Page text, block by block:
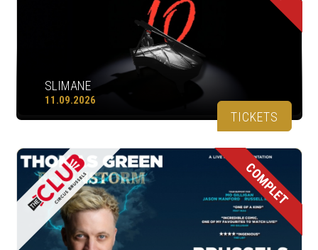
SLIMANE
11.09.2026
TICKETS
COMPLET